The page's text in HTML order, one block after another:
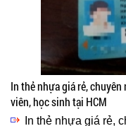
In thẻ nhựa giá rẻ,
viên, học sinh tại HCM
In thẻ nhựa giá rẻ,